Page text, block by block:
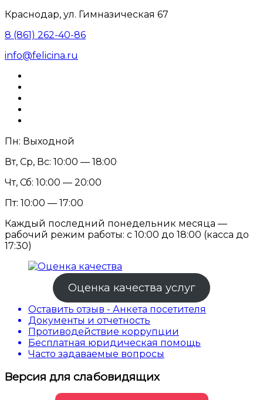
Краснодар, ул. Гимназическая 67
8 (861) 262-40-86
info@felicina.ru
Пн: Выходной
Вт, Ср, Вс: 10:00 — 18:00
Чт, Сб: 10:00 — 20:00
Пт: 10:00 — 17:00
Каждый последний понедельник месяца —
рабочий режим работы: с 10:00 до 18:00 (касса до
17:30)
Оценка качества услуг
Оставить отзыв - Анкета посетителя
Документы и отчетность
Противодействие коррупции
Бесплатная юридическая помощь
Часто задаваемые вопросы
Версия для слабовидящих